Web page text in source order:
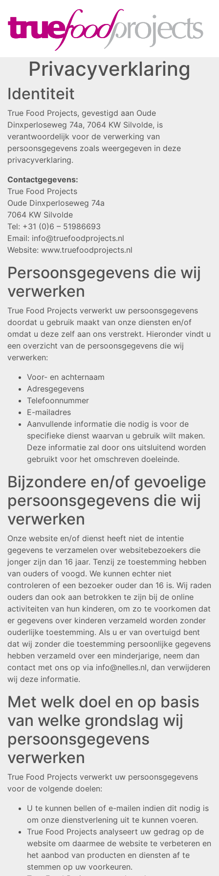
Privacyverklaring
Identiteit
True Food Projects, gevestigd aan Oude
Dinxperloseweg 74a, 7064 KW Silvolde, is
verantwoordelijk voor de verwerking van
persoonsgegevens zoals weergegeven in deze
privacyverklaring.
Contactgegevens:
True Food Projects
Oude Dinxperloseweg 74a
7064 KW Silvolde
Tel: +31 (0)6 – 51986693
Email: info@truefoodprojects.nl
Website: www.truefoodprojects.nl
Persoonsgegevens die wij
verwerken
True Food Projects verwerkt uw persoonsgegevens
doordat u gebruik maakt van onze diensten en/of
omdat u deze zelf aan ons verstrekt. Hieronder vindt u
een overzicht van de persoonsgegevens die wij
verwerken:
Voor- en achternaam
Adresgegevens
Telefoonnummer
E-mailadres
Aanvullende informatie die nodig is voor de
specifieke dienst waarvan u gebruik wilt maken.
Deze informatie zal door ons uitsluitend worden
gebruikt voor het omschreven doeleinde.
Bijzondere en/of gevoelige
persoonsgegevens die wij
verwerken
Onze website en/of dienst heeft niet de intentie
gegevens te verzamelen over websitebezoekers die
jonger zijn dan 16 jaar. Tenzij ze toestemming hebben
van ouders of voogd. We kunnen echter niet
controleren of een bezoeker ouder dan 16 is. Wij raden
ouders dan ook aan betrokken te zijn bij de online
activiteiten van hun kinderen, om zo te voorkomen dat
er gegevens over kinderen verzameld worden zonder
ouderlijke toestemming. Als u er van overtuigd bent
dat wij zonder die toestemming persoonlijke gegevens
hebben verzameld over een minderjarige, neem dan
contact met ons op via info@nelles.nl, dan verwijderen
wij deze informatie.
Met welk doel en op basis
van welke grondslag wij
persoonsgegevens
verwerken
True Food Projects verwerkt uw persoonsgegevens
voor de volgende doelen:
U te kunnen bellen of e-mailen indien dit nodig is
om onze dienstverlening uit te kunnen voeren.
True Food Projects analyseert uw gedrag op de
website om daarmee de website te verbeteren en
het aanbod van producten en diensten af te
stemmen op uw voorkeuren.